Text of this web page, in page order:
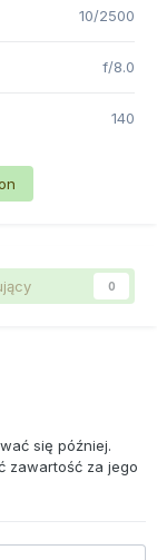
10/2500
f/8.0
140
0
się później.
zawartość za jego